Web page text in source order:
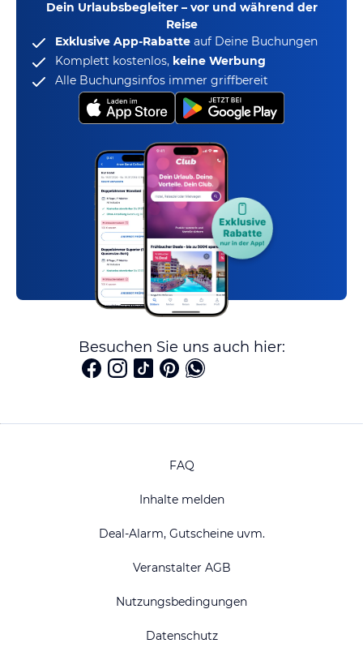
Dein Urlaubsbegleiter – vor und während der
Reise
Exklusive App-Rabatte auf Deine Buchungen
Komplett kostenlos, keine Werbung
Alle Buchungsinfos immer griffbereit
Besuchen Sie uns auch hier:
FAQ
Inhalte melden
Deal-Alarm, Gutscheine uvm.
Veranstalter AGB
Nutzungsbedingungen
Datenschutz